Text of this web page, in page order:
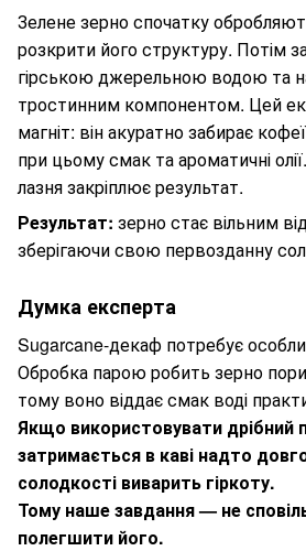
Зелене зерно спочатку
розкрити його структуру. Потім
гірською джерельною водою та
тростинним компонентом. Цей
магніт: він акуратно забирає
при цьому смак та ароматичні
лазня закріплює результат.
Результат: зерно стає вільним
зберігаючи свою первозданну
Думка експерта
Sugarcane-декаф потребує
Обробка парою робить зерно
тому воно віддає смак воді
Якщо використовувати дрібний
затримається в каві надто
солодкості виварить гіркоту.
Тому наше завдання — не
полегшити його.